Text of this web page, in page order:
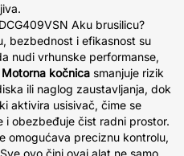
Aku brusilicu?
bezbednost i efikasnost su
nudi vrhunske performanse,
Motorna kočnica smanjuje rizik
ili naglog zaustavljanja, dok
aktivira usisivač, čime se
i obezbeđuje čist radni prostor.
omogućava preciznu kontrolu,
ovo čini ovaj alat ne samo